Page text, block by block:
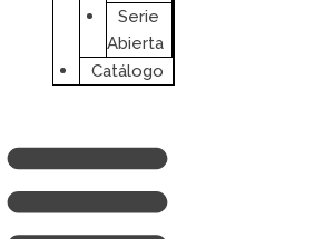
Serie
Abierta
Catálogo